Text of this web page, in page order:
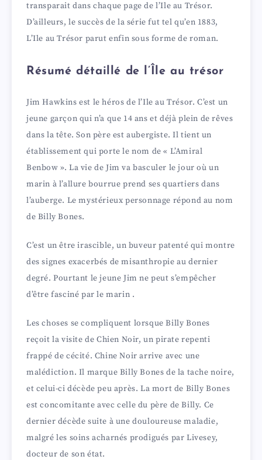
e
transparait dans chaque page de l’Ile au Trésor.
D’ailleurs, le succès de la série fut tel qu’en 1883,
L’Ile au Trésor parut enfin sous forme de roman.
Résumé détaillé de l’Île au trésor
Jim Hawkins est le héros de l’Ile au Trésor. C’est un
jeune garçon qui n’a que 14 ans et déjà plein de rêves
dans la tête. Son père est aubergiste. Il tient un
établissement qui porte le nom de « L’Amiral
Benbow ». La vie de Jim va basculer le jour où un
marin à l’allure bourrue prend ses quartiers dans
l’auberge. Le mystérieux personnage répond au nom
de Billy Bones.
C’est un être irascible, un buveur patenté qui montre
des signes exacerbés de misanthropie au dernier
degré. Pourtant le jeune Jim ne peut s’empêcher
d’être fasciné par le marin .
Les choses se compliquent lorsque Billy Bones
reçoit la visite de Chien Noir, un pirate repenti
frappé de cécité. Chine Noir arrive avec une
malédiction. Il marque Billy Bones de la tache noire,
et celui-ci décède peu après. La mort de Billy Bones
est concomitante avec celle du père de Billy. Ce
dernier décède suite à une douloureuse maladie,
malgré les soins acharnés prodigués par Livesey,
docteur de son état.